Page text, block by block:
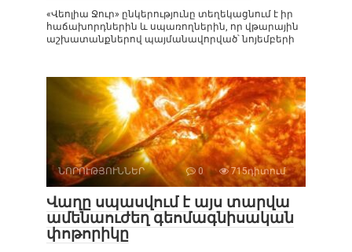
«Վեոլիա Ջուր» ընկերությունը տեղեկացնում է իր
հաճախորդներին և սպառողներին, որ վթարային
աշխատանքներով պայմանավորված՝ նոյեմբերի
ՆՈՐՈՒԹՅՈՒՆՆԵՐ 0 715դիտում
Վաղը սպասվում է այս տարվա
ամենաուժեղ գեոմագնիսական
փոթորիկը